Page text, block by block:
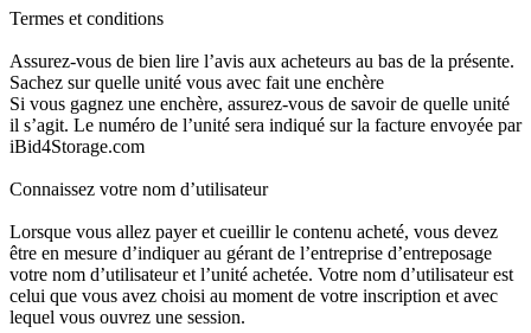
Termes et conditions
Assurez-vous de bien lire l’avis aux acheteurs au bas de la présente.
Sachez sur quelle unité vous avec fait une enchère
Si vous gagnez une enchère, assurez-vous de savoir de quelle unité
il s’agit. Le numéro de l’unité sera indiqué sur la facture envoyée par
iBid4Storage.com
Connaissez votre nom d’utilisateur
Lorsque vous allez payer et cueillir le contenu acheté, vous devez
être en mesure d’indiquer au gérant de l’entreprise d’entreposage
votre nom d’utilisateur et l’unité achetée. Votre nom d’utilisateur est
celui que vous avez choisi au moment de votre inscription et avec
lequel vous ouvrez une session.